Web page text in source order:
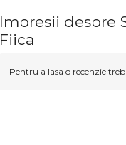
Impresii despre
Fiica
Pentru a lasa o recenzie